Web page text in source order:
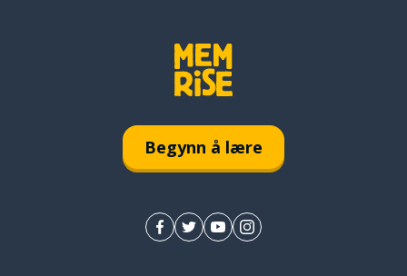
Begynn å lære